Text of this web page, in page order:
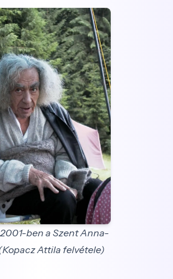
ben a Szent Anna-
Attila felvétele)